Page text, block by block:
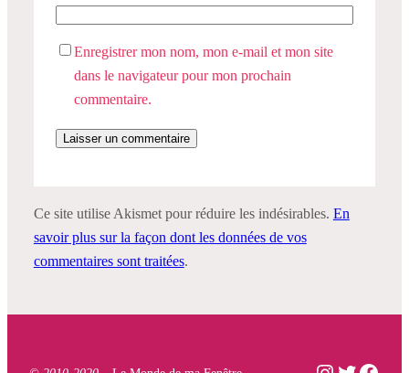
Enregistrer mon nom, mon e-mail et mon site
dans le navigateur pour mon prochain
commentaire.
Ce site utilise Akismet pour réduire les indésirables. En
savoir plus sur la façon dont les données de vos
commentaires sont traitées.